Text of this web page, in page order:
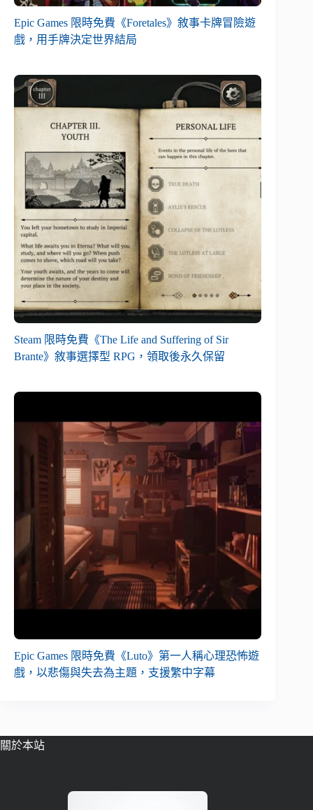
Epic Games 限時免費《Foretales》敘事卡牌冒險遊
戲，用手牌決定世界結局
Steam 限時免費《The Life and Suffering of Sir
Brante》敘事選擇型 RPG，領取後永久保留
Epic Games 限時免費《Luto》第一人稱心理恐怖遊
戲，以悲傷與失去為主題，支援繁中字幕
關於本站